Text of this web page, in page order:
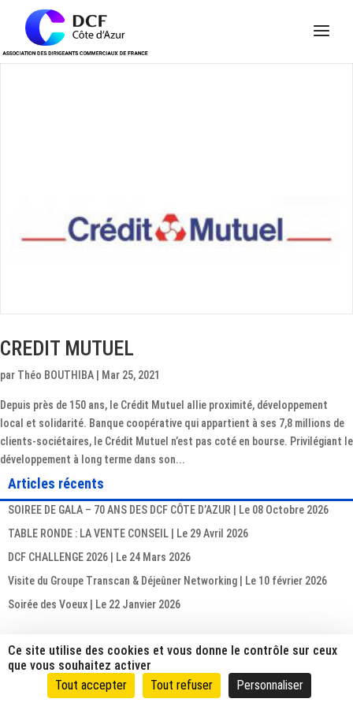
CREDIT MUTUEL
par Théo BOUTHIBA Mar 25, 2021
Depuis près de 150 ans, le Crédit Mutuel allie proximité, développement
local et solidarité. Banque coopérative qui appartient à ses 7,8 millions de
clients-sociétaires, le Crédit Mutuel n’est pas coté en bourse. Privilégiant le
développement à long terme dans son...
Articles récents
SOIREE DE GALA – 70 ANS DES DCF CÔTE D’AZUR | Le 08 Octobre 2026
TABLE RONDE : LA VENTE CONSEIL | Le 29 Avril 2026
DCF CHALLENGE 2026 | Le 24 Mars 2026
Visite du Groupe Transcan & Déjeûner Networking | Le 10 février 2026
Soirée des Voeux | Le 22 Janvier 2026
Copyright DCF Nice Côte d'Azur |Politique de confidentialité
Panneau de gestion des cookies
Ce site utilise des cookies et vous donne le contrôle sur ceux
que vous souhaitez activer
Tout accepter
Tout refuser Personnaliser